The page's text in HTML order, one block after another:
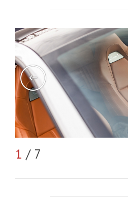
1 / 7